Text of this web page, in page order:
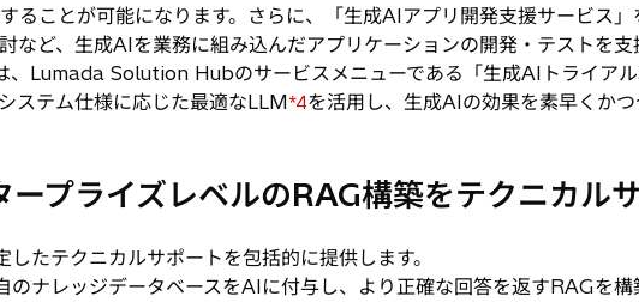
ることが可能になります。さらに、「生成AIアプリ開発支援サービス」
など、生成AIを業務に組み込んだアプリケーションの開発・テストを支
、Lumada Solution Hubのサービスメニューである「生成AIトライア
ステム仕様に応じた最適なLLM*4を活用し、生成AIの効果を素早くか
プライズレベルのRAG構築をテクニカル
たテクニカルサポートを包括的に提供します。
ナレッジデータベースをAIに付与し、より正確な回答を返すRAGを構